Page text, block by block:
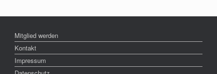
Mitglied werden
Kontakt
Impressum